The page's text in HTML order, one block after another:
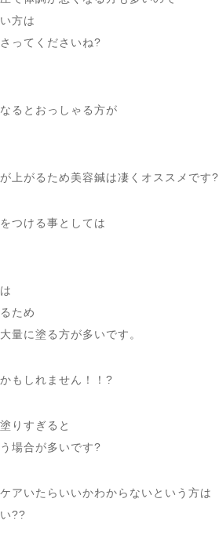
方は
ってくださいね?
るとおっしゃる方が
上がるため美容鍼は凄くオススメです?
つける事としては
ため
量に塗る方が多いです。
もしれません！！?
りすぎると
場合が多いです?
アいたらいいかわからないという方は
??